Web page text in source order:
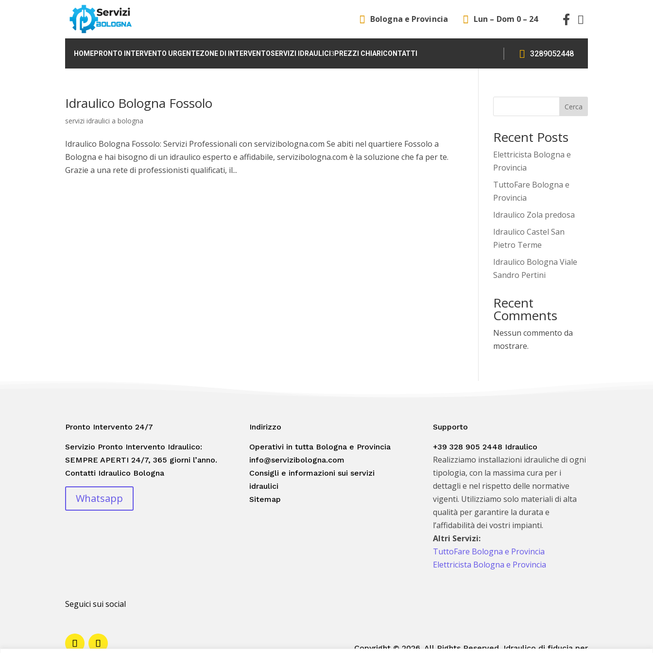
 Bologna e Provincia  Lun – Dom 0 – 24  
HOMEPRONTO INTERVENTO URGENTEZONE DI INTERVENTOSERVIZI IDRAULICI PREZZI CHIARI CONTATTI  3289052448
Idraulico Bologna Fossolo
servizi idraulici a bologna
Idraulico Bologna Fossolo: Servizi Professionali con servizibologna.com Se abiti nel quartiere Fossolo a
Bologna e hai bisogno di un idraulico esperto e affidabile, servizibologna.com è la soluzione che fa per te.
Grazie a una rete di professionisti qualificati, il...
Cerca
Recent Posts
Elettricista Bologna e
Provincia
TuttoFare Bologna e
Provincia
Idraulico Zola predosa
Idraulico Castel San
Pietro Terme
Idraulico Bologna Viale
Sandro Pertini
Recent
Comments
Nessun commento da
mostrare.
Pronto Intervento 24/7
Servizio Pronto Intervento Idraulico:
SEMPRE APERTI 24/7, 365 giorni l’anno.
Contatti Idraulico Bologna
Whatsapp
Indirizzo
Operativi in tutta Bologna e Provincia
info@servizibologna.com
Consigli e informazioni sui servizi
idraulici
Sitemap
Supporto
+39 328 905 2448 Idraulico
Realizziamo installazioni idrauliche di ogni
tipologia, con la massima cura per i
dettagli e nel rispetto delle normative
vigenti. Utilizziamo solo materiali di alta
qualità per garantire la durata e
l’affidabilità dei vostri impianti.
Altri Servizi:
TuttoFare Bologna e Provincia
Elettricista Bologna e Provincia
Seguici sui social
Copyright © 2026. All Rights Reserved. Idraulico di fiducia per